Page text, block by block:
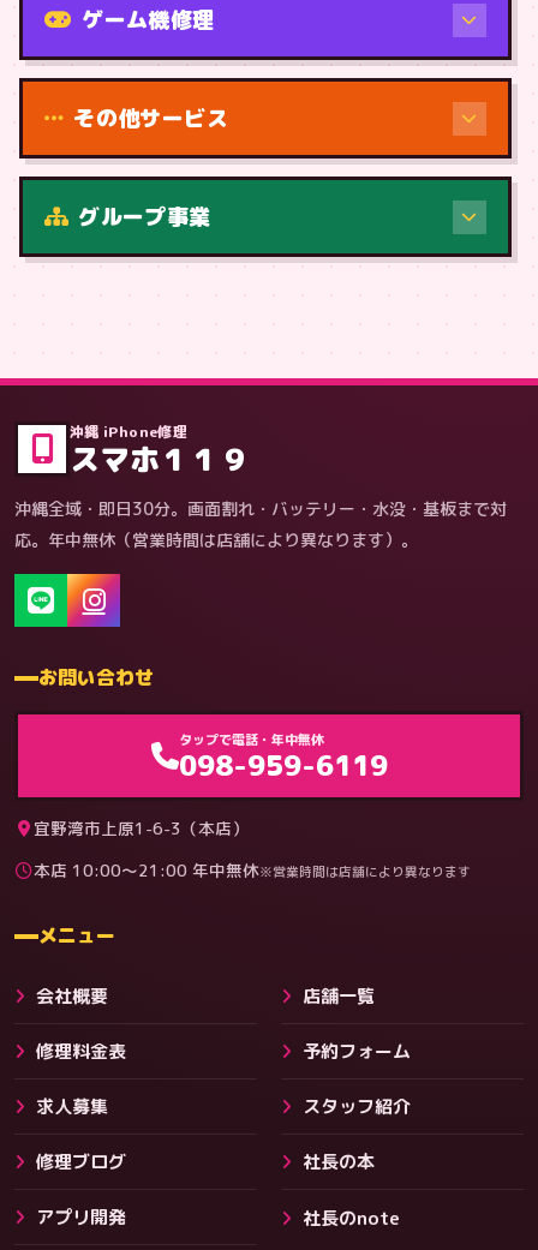
症状・内容から
料金
ゲーム機修理
その他サービス
グループ事業
沖縄 iPhone修理
スマホ１１９
沖縄全域・即日30分。画面割れ・バッテリー・水没・基板まで対
応。年中無休（営業時間は店舗により異なります）。
お問い合わせ
タップで電話・年中無休
098-959-6119
宜野湾市上原1-6-3（本店）
本店 10:00〜21:00 年中無休※営業時間は店舗により異なります
メニュー
会社概要 店舗一覧
修理料金表 予約フォーム
求人募集 スタッフ紹介
修理ブログ 社長の本
アプリ開発 社長のnote